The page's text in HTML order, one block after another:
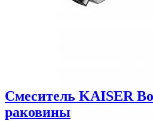
Смеситель KAISER
раковины